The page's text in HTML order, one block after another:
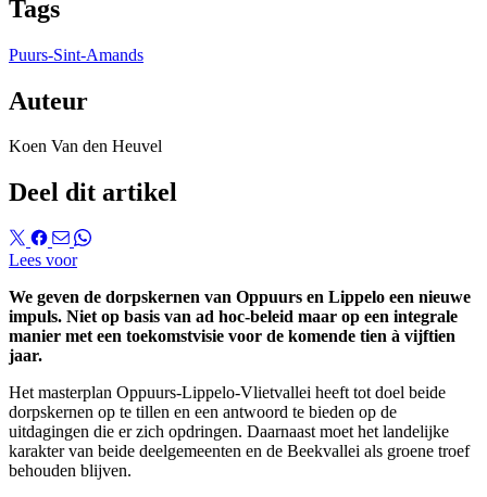
Tags
Puurs-Sint-Amands
Auteur
Koen Van den Heuvel
Deel dit artikel
Lees voor
We geven de dorpskernen van Oppuurs en Lippelo een nieuwe
impuls. Niet op basis van ad hoc-beleid maar op een integrale
manier met een toekomstvisie voor de komende tien à vijftien
jaar.
Het masterplan Oppuurs-Lippelo-Vlietvallei heeft tot doel beide
dorpskernen op te tillen en een antwoord te bieden op de
uitdagingen die er zich opdringen. Daarnaast moet het landelijke
karakter van beide deelgemeenten en de Beekvallei als groene troef
behouden blijven.